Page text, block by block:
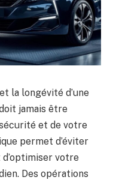
la longévité d’une
jamais être
et de votre
permet d’éviter
votre
Des opérations